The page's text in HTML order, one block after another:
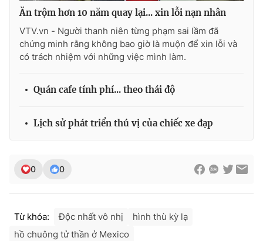
Ðiện thoại Thời báo VTV:
024.66 897 897
Liên hệ quảng cáo:
024-7300.7108
thuận bằng văn bản. Ghi rõ nguồn VTV.vn khi phát hành lại
thông tin từ website này.
Ăn trộm hơn 10 năm quay lại... xin lỗi nạn nhân
VTV.vn - Người thanh niên từng phạm sai lầm đã
chứng minh rằng không bao giờ là muộn để xin lỗi và
có trách nhiệm với những việc mình làm.
Quán cafe tính phí... theo thái độ
Lịch sử phát triển thú vị của chiếc xe đạp
0 0
Từ khóa: Độc nhất vô nhị
hình thù kỳ lạ
hồ chuông tử thần ở Mexico